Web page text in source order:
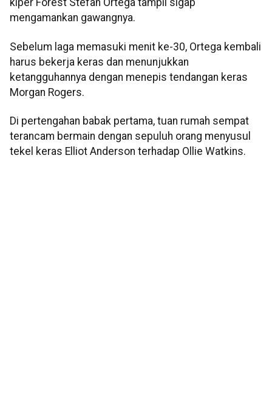
kiper Forest Stefan Ortega tampil sigap
mengamankan gawangnya.
Sebelum laga memasuki menit ke-30, Ortega kembali
harus bekerja keras dan menunjukkan
ketangguhannya dengan menepis tendangan keras
Morgan Rogers.
Di pertengahan babak pertama, tuan rumah sempat
terancam bermain dengan sepuluh orang menyusul
tekel keras Elliot Anderson terhadap Ollie Watkins.